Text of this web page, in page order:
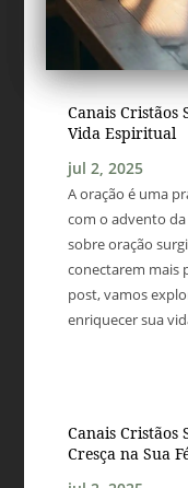
Canais Cristãos
Vida Espiritual
jul 2, 2025
A oração é uma
com o advento
sobre oração
conectarem mais
post, vamos
enriquecer sua
Canais Cristãos
Cresça na Sua